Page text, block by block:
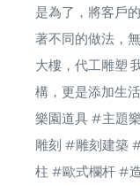
是為了，將客戶
著不同的做法，
大樓，代工雕塑
構，更是添加生
樂園道具#主題
雕刻 #雕刻建築
柱 #歐式欄杆#
含日本